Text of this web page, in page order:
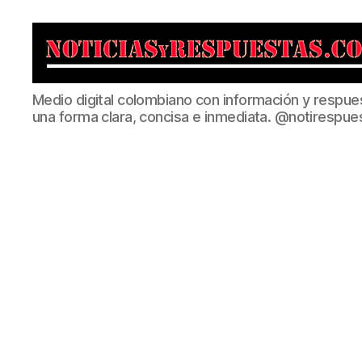
Noticias
y
Respuestas
Medio digital colombiano con información y
una forma clara, concisa e inmediata.